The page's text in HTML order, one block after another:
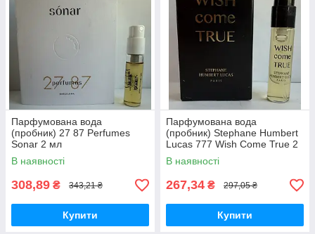
Парфумована вода
(пробник) 27 87 Perfumes
Sonar 2 мл
В наявності
308,89 ₴ 343,21 ₴
Купити
Парфумована вода
(пробник) Stephane Humbert
Lucas 777 Wish Come True 2
мл
В наявності
267,34 ₴ 297,05 ₴
Купити